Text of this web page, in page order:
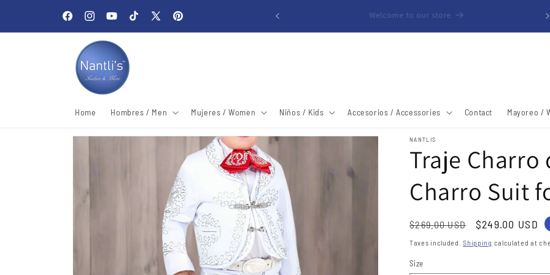
FacebookInstagramYouTubeTikTok X
Pinterest
Welcome to our store Free shipping within the United States (48 Contiguous States)
Home Hombres / Men Mujeres / Women Niños / Kids Accesorios / Accessories Contact Mayoreo /
Skip to
NANTLIS
Traje Charro
Charro Suit
Regular
price
$269.00 USD
Sale
price
$249.00 USD
Taxes included.Shipping calculated at
Size